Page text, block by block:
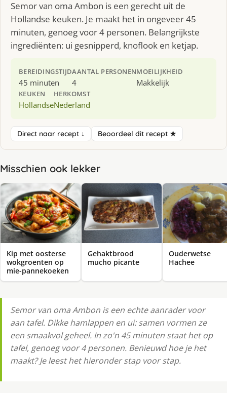
Semor van oma Ambon is een gerecht uit de
Hollandse keuken. Je maakt het in ongeveer 45
minuten, genoeg voor 4 personen. Belangrijkste
ingrediënten: ui gesnipperd, knoflook en ketjap.
BEREIDINGSTIJD
45 minuten
AANTAL PERSONEN
4
MOEILIJKHEID
Makkelijk
KEUKEN
Hollandse
HERKOMST
Nederland
Direct naar recept ↓ Beoordeel dit recept ★
Misschien ook lekker
Kip met oosterse
wokgroenten op
mie-pannekoeken
Gehaktbrood
mucho picante
Ouderwetse
Hachee
Semor van oma Ambon is een echte aanrader voor
aan tafel. Dikke hamlappen en ui: samen vormen ze
een smaakvol geheel. In zo'n 45 minuten staat het op
tafel, genoeg voor 4 personen. Benieuwd hoe je het
maakt? Je leest het hieronder stap voor stap.